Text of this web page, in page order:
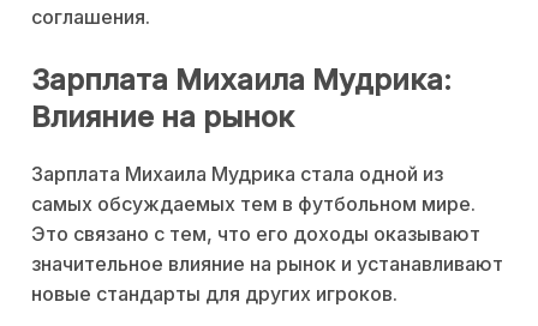
соглашения.
Зарплата Михаила Мудрика:
Влияние на рынок
Зарплата Михаила Мудрика стала одной из
самых обсуждаемых тем в футбольном мире.
Это связано с тем, что его доходы оказывают
значительное влияние на рынок и устанавливают
новые стандарты для других игроков.